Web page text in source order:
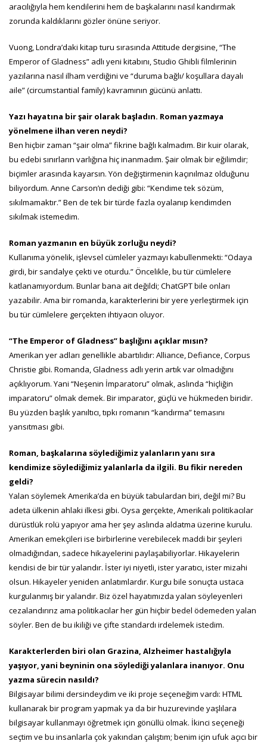
aracılığıyla hem kendilerini hem de başkalarını nasıl kandırmak
zorunda kaldıklarını gözler önüne seriyor.
Vuong, Londra’daki kitap turu sırasında Attitude dergisine, “The
Emperor of Gladness” adlı yeni kitabını, Studio Ghibli filmlerinin
yazılarına nasıl ilham verdiğini ve “duruma bağlı/ koşullara dayalı
aile” (circumstantial family) kavramının gücünü anlattı.
Yazı hayatına bir şair olarak başladın. Roman yazmaya
yönelmene ilhan veren neydi?
Ben hiçbir zaman “şair olma” fikrine bağlı kalmadım. Bir kuir olarak,
bu edebi sınırların varlığına hiç inanmadım. Şair olmak bir eğilimdir;
biçimler arasında kayarsın. Yön değiştirmenin kaçınılmaz olduğunu
biliyordum. Anne Carson’ın dediği gibi: “Kendime tek sözüm,
sıkılmamaktır.” Ben de tek bir türde fazla oyalanıp kendimden
sıkılmak istemedim.
Roman yazmanın en büyük zorluğu neydi?
Kullanıma yönelik, işlevsel cümleler yazmayı kabullenmekti: “Odaya
girdi, bir sandalye çekti ve oturdu.” Öncelikle, bu tür cümlelere
katlanamıyordum. Bunlar bana ait değildi; ChatGPT bile onları
yazabilir. Ama bir romanda, karakterlerini bir yere yerleştirmek için
bu tür cümlelere gerçekten ihtiyacın oluyor.
“The Emperor of Gladness” başlığını açıklar mısın?
Amerikan yer adları genellikle abartılıdır: Alliance, Defiance, Corpus
Christie gibi. Romanda, Gladness adlı yerin artık var olmadığını
açıklıyorum. Yani “Neşenin İmparatoru” olmak, aslında “hiçliğin
imparatoru” olmak demek. Bir imparator, güçlü ve hükmeden biridir.
Bu yüzden başlık yanıltıcı, tıpkı romanın “kandırma” temasını
yansıtması gibi.
Roman, başkalarına söylediğimiz yalanların yanı sıra
kendimize söylediğimiz yalanlarla da ilgili. Bu fikir nereden
geldi?
Yalan söylemek Amerika’da en büyük tabulardan biri, değil mi? Bu
adeta ülkenin ahlaki ilkesi gibi. Oysa gerçekte, Amerikalı politikacılar
dürüstlük rolü yapıyor ama her şey aslında aldatma üzerine kurulu.
Amerikan emekçileri ise birbirlerine verebilecek maddi bir şeyleri
olmadığından, sadece hikayelerini paylaşabiliyorlar. Hikayelerin
kendisi de bir tür yalandır. İster iyi niyetli, ister yaratıcı, ister mizahi
olsun. Hikayeler yeniden anlatımlardır. Kurgu bile sonuçta ustaca
kurgulanmış bir yalandır. Biz özel hayatımızda yalan söyleyenleri
cezalandırırız ama politikacılar her gün hiçbir bedel ödemeden yalan
söyler. Ben de bu ikiliği ve çifte standardı irdelemek istedim.
Karakterlerden biri olan Grazina, Alzheimer hastalığıyla
yaşıyor, yani beyninin ona söylediği yalanlara inanıyor. Onu
yazma sürecin nasıldı?
Bilgisayar bilimi dersindeydim ve iki proje seçeneğim vardı: HTML
kullanarak bir program yapmak ya da bir huzurevinde yaşlılara
bilgisayar kullanmayı öğretmek için gönüllü olmak. İkinci seçeneği
seçtim ve bu insanlarla çok yakından çalıştım; benim için ufuk açıcı bir